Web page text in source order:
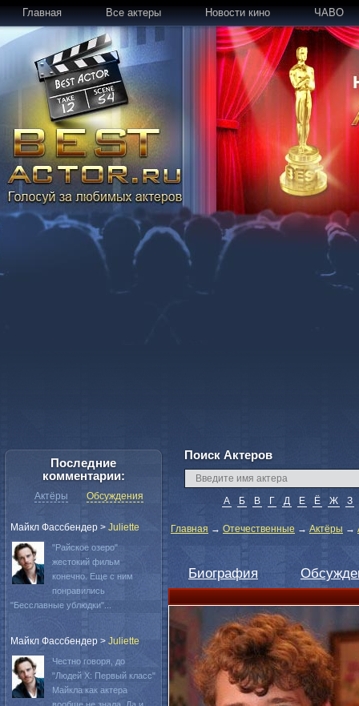
Главная Все актеры Новости кино ЧАВО
Поиск Актеров
А Б В Г Д Е Ё Ж З
Главная → Отечественные → Актёры →
Биография
Последние
комментарии:
Актёры Обсуждения
Майкл Фассбендер > Juliette
"Райское озеро"
жестокий фильм
конечно. Еще с ним
понравились
"Бесславные ублюдки"...
Майкл Фассбендер > Juliette
Честно говоря, до
"Людей Х: Первый класс"
Майкла как актера